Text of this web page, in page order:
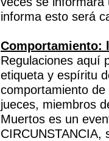
informa esto será
Comportamiento:
Regulaciones aquí
etiqueta y espíritu
comportamiento
jueces, miembros
Muertos es un